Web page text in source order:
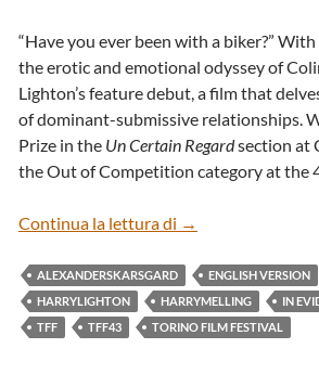
“Have you ever been with a biker?”
the erotic and emotional odyssey of
Lighton’s feature debut, a film that
of dominant-submissive relationships.
Prize in the Un Certain Regardsection at
the Out of Competition category at the
Continua la lettura di “PILLION” BY
→
ALEXANDERSKARSGARD ENGLISH VERSION
HARRYLIGHTON
HARRYMELLING IN
TFF
TFF43 TORINO FILM FESTIVAL